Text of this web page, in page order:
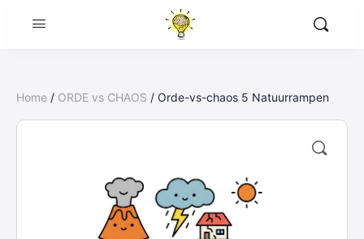
Home / ORDE vs CHAOS / Orde-vs-chaos 5 Natuurrampen